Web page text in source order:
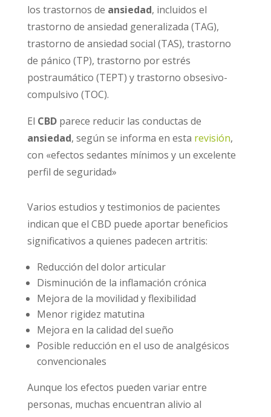
los trastornos de ansiedad, incluidos el
trastorno de ansiedad generalizada (TAG),
trastorno de ansiedad social (TAS), trastorno
de pánico (TP), trastorno por estrés
postraumático (TEPT) y trastorno obsesivo-
compulsivo (TOC).
El CBDparece reducir las conductas de
ansiedad, según se informa en esta revisión,
con «efectos sedantes mínimos y un excelente
perfil de seguridad»
Varios estudios y testimonios de pacientes
indican que el CBD puede aportar beneficios
significativos a quienes padecen artritis:
Reducción del dolor articular
Disminución de la inflamación crónica
Mejora de la movilidad y flexibilidad
Menor rigidez matutina
Mejora en la calidad del sueño
Posible reducción en el uso de analgésicos
convencionales
Aunque los efectos pueden variar entre
personas, muchas encuentran alivio al